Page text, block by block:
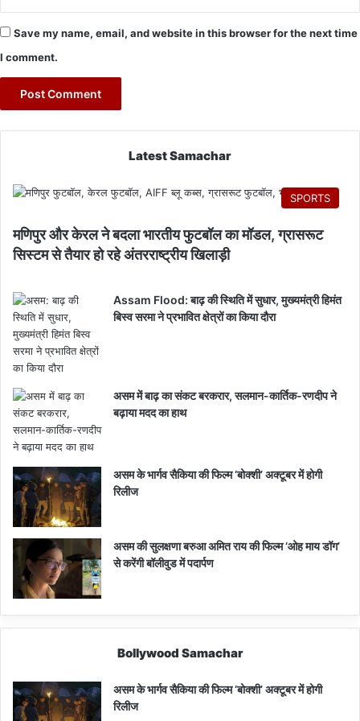
Save my name, email, and website in this browser for the next time
I comment.
Latest Samachar
SPORTS
मणिपुर और केरल ने बदला भारतीय फुटबॉल का मॉडल, ग्रासरूट
सिस्टम से तैयार हो रहे अंतरराष्ट्रीय खिलाड़ी
Assam Flood: बाढ़ की स्थिति में सुधार, मुख्यमंत्री हिमंत
बिस्व सरमा ने प्रभावित क्षेत्रों का किया दौरा
असम में बाढ़ का संकट बरकरार, सलमान-कार्तिक-रणदीप ने
बढ़ाया मदद का हाथ
असम के भार्गव सैकिया की फिल्म ‘बोक्शी’ अक्टूबर में होगी
रिलीज
असम की सुलक्षणा बरुआ अमित राय की फिल्म ‘ओह माय डॉग’
से करेंगी बॉलीवुड में पदार्पण
Bollywood Samachar
असम के भार्गव सैकिया की फिल्म ‘बोक्शी’ अक्टूबर में होगी
रिलीज